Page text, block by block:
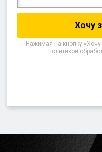
Нажимая на кнопку
политикой